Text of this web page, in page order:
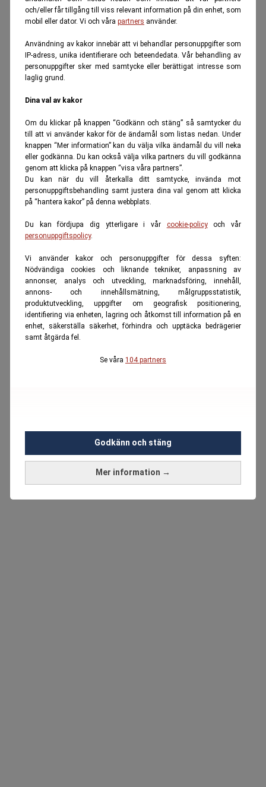
och/eller får tillgång till viss relevant information på din enhet, som
mobil eller dator. Vi och våra partners använder.
Användning av kakor innebär att vi behandlar personuppgifter som
IP-adress, unika identifierare och beteendedata. Vår behandling av
personuppgifter sker med samtycke eller berättigat intresse som
laglig grund.
Dina val av kakor
Om du klickar på knappen “Godkänn och stäng” så samtycker du
till att vi använder kakor för de ändamål som listas nedan. Under
knappen “Mer information” kan du välja vilka ändamål du vill neka
eller godkänna. Du kan också välja vilka partners du vill godkänna
genom att klicka på knappen “visa våra partners”.
Du kan när du vill återkalla ditt samtycke, invända mot
personuppgiftsbehandling samt justera dina val genom att klicka
på “hantera kakor” på denna webbplats.
Du kan fördjupa dig ytterligare i vår cookie-policyoch vår
personuppgiftspolicy.
Vi använder kakor och personuppgifter för dessa syften:
Nödvändiga cookies och liknande tekniker, anpassning av
annonser, analys och utveckling, marknadsföring, innehåll,
annons- och innehållsmätning, målgruppsstatistik,
produktutveckling, uppgifter om geografisk positionering,
identifiering via enheten, lagring och åtkomst till information på en
enhet, säkerställa säkerhet, förhindra och upptäcka bedrägerier
samt åtgärda fel.
Se våra 104 partners
Mer information →
Godkänn och stäng